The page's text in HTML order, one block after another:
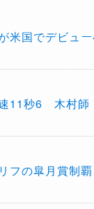
米国でデビュ
11秒6 木村師
フの皐月賞制